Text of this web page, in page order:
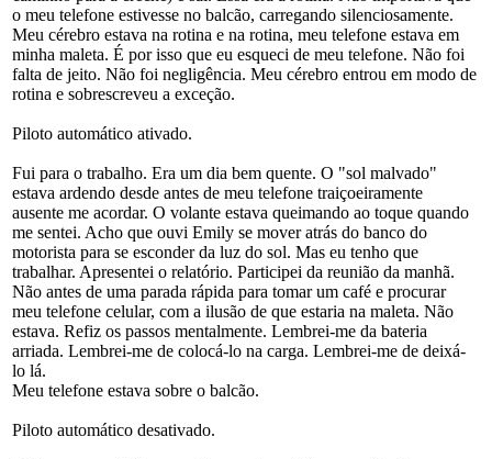
o meu telefone estivesse no balcão, carregando silenciosamente.
Meu cérebro estava na rotina e na rotina, meu telefone estava em
minha maleta. É por isso que eu esqueci de meu telefone. Não foi
falta de jeito. Não foi negligência. Meu cérebro entrou em modo de
rotina e sobrescreveu a exceção.
Piloto automático ativado.
Fui para o trabalho. Era um dia bem quente. O "sol malvado"
estava ardendo desde antes de meu telefone traiçoeiramente
ausente me acordar. O volante estava queimando ao toque quando
me sentei. Acho que ouvi Emily se mover atrás do banco do
motorista para se esconder da luz do sol. Mas eu tenho que
trabalhar. Apresentei o relatório. Participei da reunião da manhã.
Não antes de uma parada rápida para tomar um café e procurar
meu telefone celular, com a ilusão de que estaria na maleta. Não
estava. Refiz os passos mentalmente. Lembrei-me da bateria
arriada. Lembrei-me de colocá-lo na carga. Lembrei-me de deixá-
lo lá.
Meu telefone estava sobre o balcão.
Piloto automático desativado.